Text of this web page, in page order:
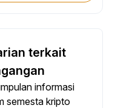
terkait
informasi
semesta kripto